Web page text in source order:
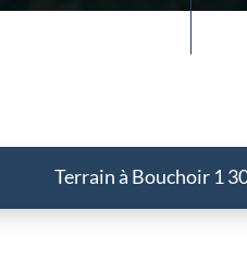
Terrain à Bouchoir 1